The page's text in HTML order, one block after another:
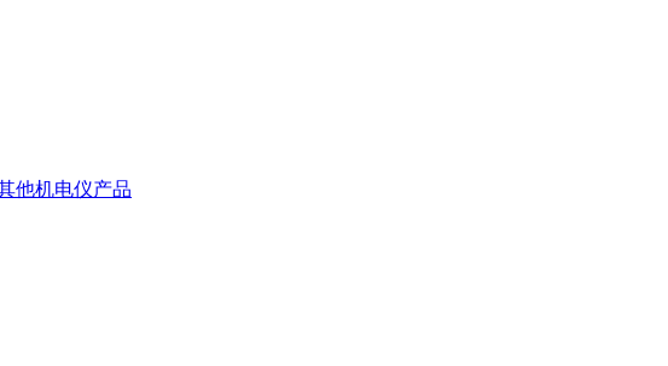
他机电仪产品